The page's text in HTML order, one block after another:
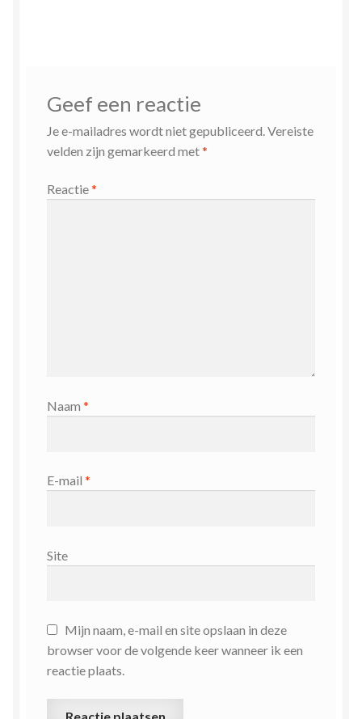
Geef een reactie
Je e-mailadres wordt niet gepubliceerd. Vereiste
velden zijn gemarkeerd met*
Reactie*
Naam *
E-mail *
Site
Mijn naam, e-mail en site opslaan in deze
browser voor de volgende keer wanneer ik een
reactie plaats.